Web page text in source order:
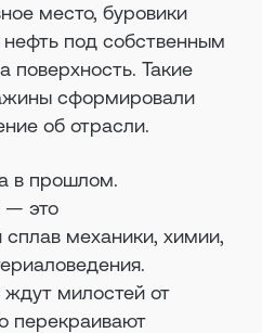
место, буровики
под собственным
поверхность. Такие
сформировали
об отрасли.
в прошлом.
— это
сплав механики, химии,
милостей от
перекраивают